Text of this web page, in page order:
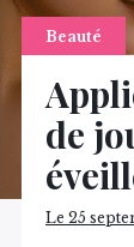
Beauté
de
Le 25